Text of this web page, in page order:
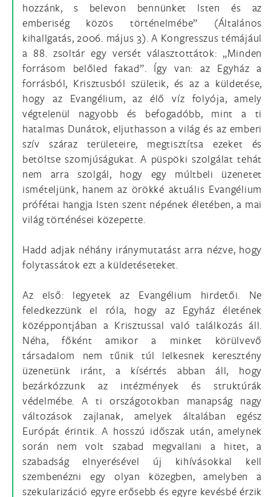
hozzánk, s belevon bennünket Isten és az
emberiség közös történelmébe” (Általános
kihallgatás, 2006. május 3). A Kongresszus témájául
a 88. zsoltár egy versét választottátok: „Minden
forrásom belőled fakad”. Így van: az Egyház a
forrásból, Krisztusból születik, és az a küldetése,
hogy az Evangélium, az élő víz folyója, amely
végtelenül nagyobb és befogadóbb, mint a ti
hatalmas Dunátok, eljuthasson a világ és az emberi
szív száraz területeire, megtisztítsa ezeket és
betöltse szomjúságukat. A püspöki szolgálat tehát
nem arra szolgál, hogy egy múltbeli üzenetet
ismételjünk, hanem az örökké aktuális Evangélium
prófétai hangja Isten szent népének életében, a mai
világ történései közepette.
Hadd adjak néhány iránymutatást arra nézve, hogy
folytassátok ezt a küldetéseteket.
Az első: legyetek az Evangélium hirdetői. Ne
feledkezzünk el róla, hogy az Egyház életének
középpontjában a Krisztussal való találkozás áll.
Néha, főként amikor a minket körülvevő
társadalom nem tűnik túl lelkesnek keresztény
üzenetünk iránt, a kísértés abban áll, hogy
bezárkózzunk az intézmények és struktúrák
védelmébe. A ti országotokban manapság nagy
változások zajlanak, amelyek általában egész
Európát érintik. A hosszú időszak után, amelynek
során nem volt szabad megvallani a hitet, a
szabadság elnyerésével új kihívásokkal kell
szembenézni egy olyan közegben, amelyben a
szekularizáció egyre erősebb és egyre kevésbé érzik